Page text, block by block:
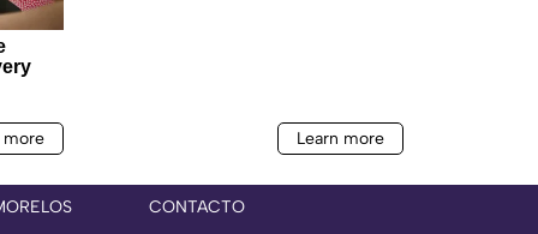
CONTACTO